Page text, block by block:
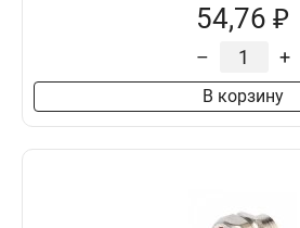
54,76 ₽
– +
В корзину